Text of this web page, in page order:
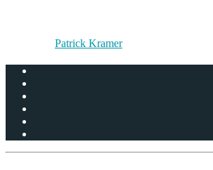
Patrick Krameron 17/03/2017